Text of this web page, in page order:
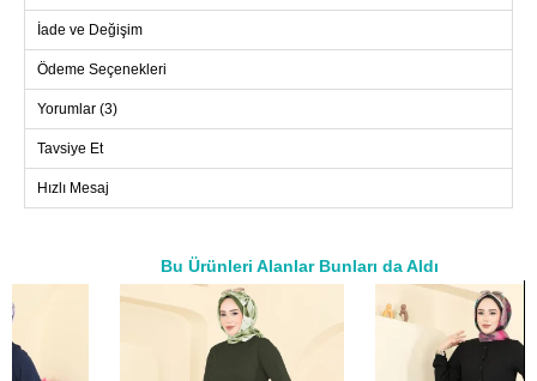
Ürünün bel kısmında dalgalanmayı önleyen dikişsiz bir kemer
tasarımı bulunur; kemer, elbise ile birlikte gelir ancak kullanımı
opsiyoneldir. Ideal bir seçim olup, gardırobunuzda özel bir yere
sahip olacaktır.
Beden
38
94 80
136
40
98 84
136
108 92
136
46
110
136
İade ve Değişim
Ödeme Seçenekleri
Yorumlar (3)
Tavsiye Et
Hızlı Mesaj
Bu Ürünleri Alanlar Bunları da Aldı
a>